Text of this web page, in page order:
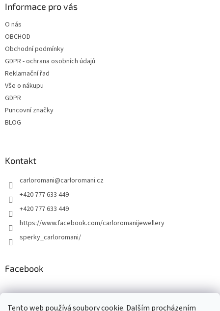
Tento web používá soubory cookie. Dalším procházením
Informace pro vás
O nás
OBCHOD
Obchodní podmínky
GDPR - ochrana osobních údajů
Reklamační řad
Vše o nákupu
GDPR
Puncovní značky
BLOG
Kontakt
carloromani@carloromani.cz
+420 777 633 449
+420 777 633 449
https://www.facebook.com/carloromanijewellery
sperky_carloromani/
Facebook
Instagram